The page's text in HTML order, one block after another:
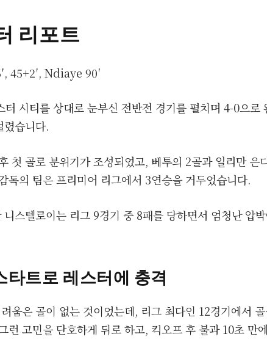
리포트
45+2′, Ndiaye 90′
터 시티를 상대로 눈부신 전반전 경기를 펼치며 4-0으로
렸습니다.
첫 골로 분위기가 조성되었고, 베투의 2골과 일리만 은
독의 팀은 프리미어 리그에서 3연승을 거두었습니다.
스텔로이는 리그 9경기 중 8패를 당하면서 엄청난 압
타트로 레스터에 충격
움은 골이 없는 것이었는데, 리그 최다인 12경기에서
런 고민을 단호하게 뒤로 하고, 킥오프 후 불과 10초 만